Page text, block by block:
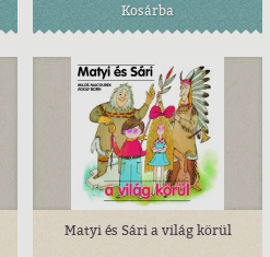
Kosárba
Matyi és Sári a világ körül